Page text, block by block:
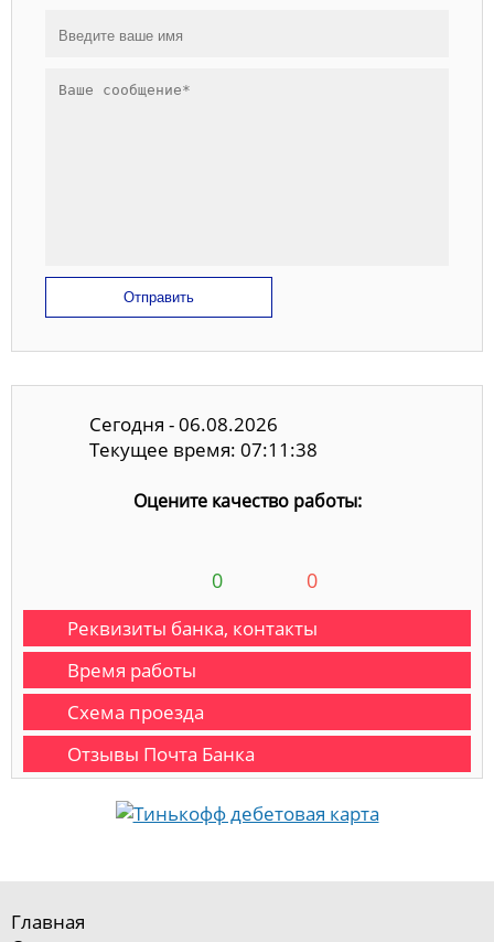
Отправить
Сегодня - 06.08.2026
Текущее время: 07:11:39
Оцените качество работы:
0 0
Реквизиты банка, контакты
Время работы
Схема проезда
Отзывы Почта Банка
Главная